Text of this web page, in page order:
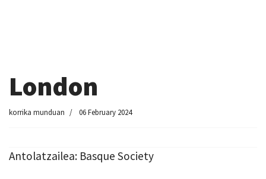
London
korrika munduan 06 February 2024
Antolatzailea: Basque Society